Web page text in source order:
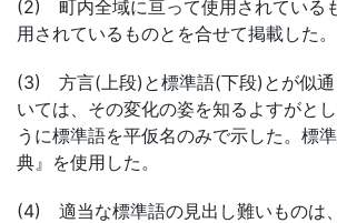
(2) 町内全域に亘って使用されている
用されているものとを合せて掲載した。
(3) 方言(上段)と標準語(下段)とが似通
いては、その変化の姿を知るよすがと
うに標準語を平仮名のみで示した。標
典』を使用した。
(4) 適当な標準語の見出し難いものは